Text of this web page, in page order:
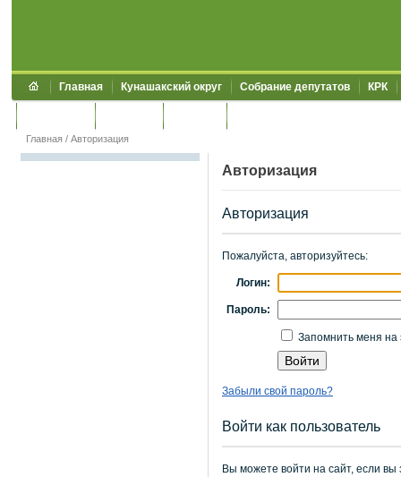
Главная Кунашакский округ Собрание депутатов КРК
Главная / Авторизация
Авторизация
Авторизация
Пожалуйста, авторизуйтесь:
Логин:
Пароль:
Запомнить меня на
Забыли свой пароль?
Войти как пользователь
Вы можете войти на сайт, если вы